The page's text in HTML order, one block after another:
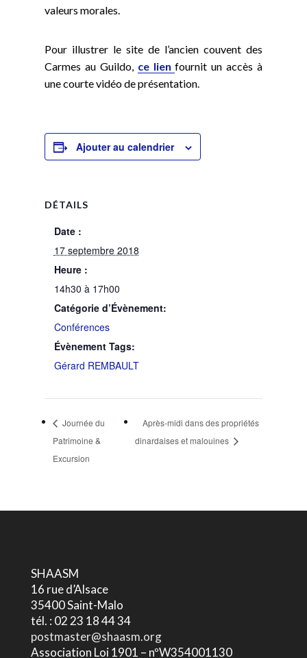
valeurs morales.
Pour illustrer le site de l’ancien couvent des
Carmes au Guildo, ce lienfournit un accès à
une courte vidéo de présentation.
Ajouter au calendrier
DÉTAILS
Date :
17 septembre 2018
Heure :
14h30 à 17h00
Catégorie d’Évènement:
Conférences
Évènement Tags:
Gérard REMBAULT
Journée du
Patrimoine &
Excursion
Après-midi dans des propriétés
dinardaises et malouines
SHAASM
16 rue d’Alsace
35400 Saint-Malo
tél. : 02 23 18 44 34
postmaster@shaasm.org
Association Loi 1901 – nºW354001130